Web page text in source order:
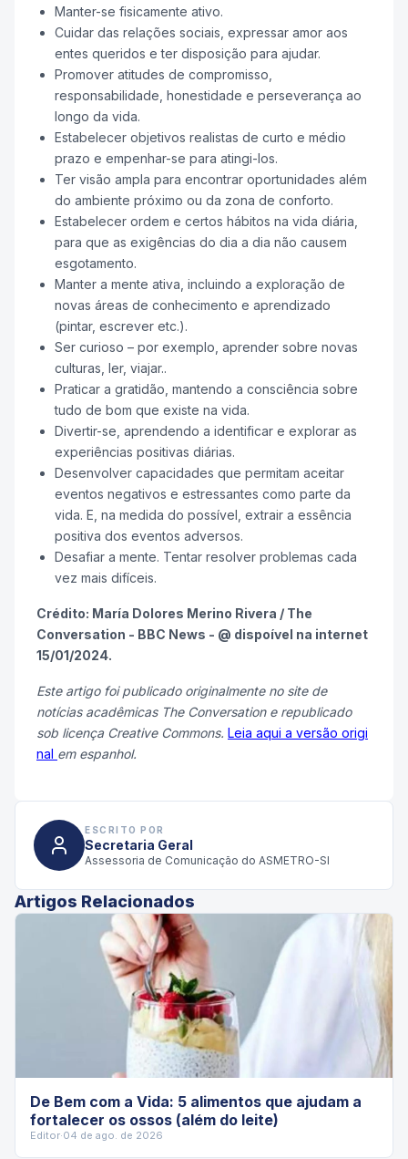
Manter-se fisicamente ativo.
Cuidar das relações sociais, expressar amor aos
entes queridos e ter disposição para ajudar.
Promover atitudes de compromisso,
responsabilidade, honestidade e perseverança ao
longo da vida.
Estabelecer objetivos realistas de curto e médio
prazo e empenhar-se para atingi-los.
Ter visão ampla para encontrar oportunidades além
do ambiente próximo ou da zona de conforto.
Estabelecer ordem e certos hábitos na vida diária,
para que as exigências do dia a dia não causem
esgotamento.
Manter a mente ativa, incluindo a exploração de
novas áreas de conhecimento e aprendizado
(pintar, escrever etc.).
Ser curioso – por exemplo, aprender sobre novas
culturas, ler, viajar..
Praticar a gratidão, mantendo a consciência sobre
tudo de bom que existe na vida.
Divertir-se, aprendendo a identificar e explorar as
experiências positivas diárias.
Desenvolver capacidades que permitam aceitar
eventos negativos e estressantes como parte da
vida. E, na medida do possível, extrair a essência
positiva dos eventos adversos.
Desafiar a mente. Tentar resolver problemas cada
vez mais difíceis.
Crédito: María Dolores Merino Rivera / The
Conversation - BBC News - @ dispoível na internet
15/01/2024.
Este artigo foi publicado originalmente no site de
notícias acadêmicas The Conversatione republicado
sob licença Creative Commons. Leia aqui a versão origi
nal em espanhol.
ESCRITO POR
Secretaria Geral
Assessoria de Comunicação do ASMETRO-SI
Artigos Relacionados
De Bem com a Vida: 5 alimentos que ajudam a
fortalecer os ossos (além do leite)
Editor·04 de ago. de 2026